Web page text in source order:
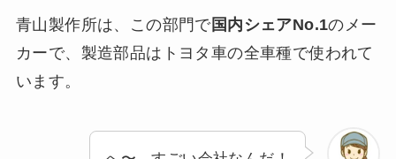
青山製作所は、この部門で国内シェアNo.1のメー
カーで、製造部品はトヨタ車の全車種で使われて
います。